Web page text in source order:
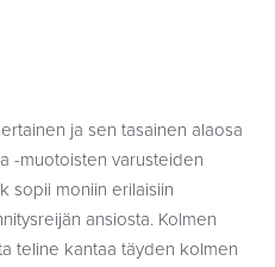
ja sen tasainen alaosa
-muotoisten varusteiden
sopii moniin erilaisiin
ansiosta. Kolmen
teline kantaa täyden kolmen